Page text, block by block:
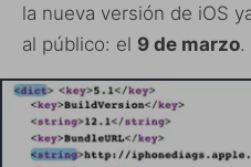
la nueva versión de iOS
al público: el 9 de marzo.